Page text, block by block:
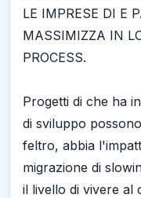
LE IMPRESE DI E
MASSIMIZZA IN
PROCESS.
Progetti di che ha
di sviluppo
feltro, abbia
migrazione di
il livello di vivere al